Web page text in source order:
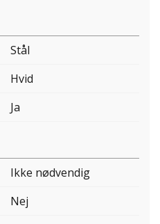
Stål
Hvid
Ja
Ikke nødvendig
Nej